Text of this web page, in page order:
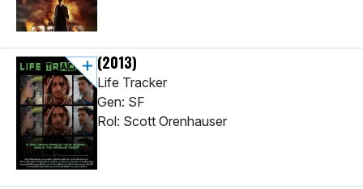
(2013)
Life Tracker
Gen: SF
Rol: Scott Orenhauser